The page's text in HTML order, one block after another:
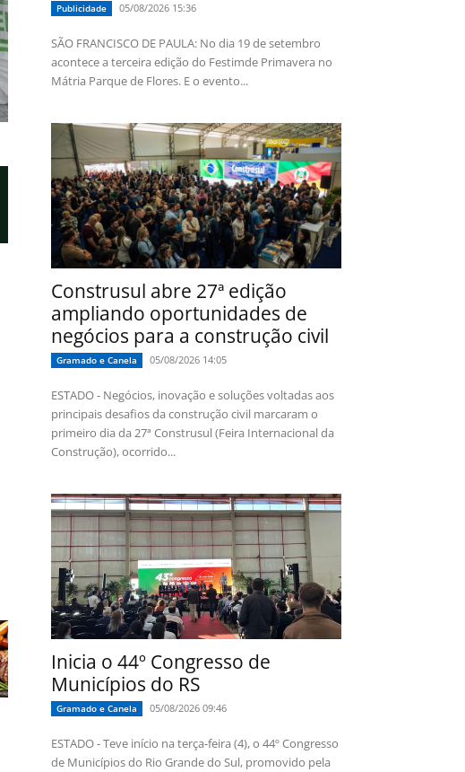
Publicidade 05/08/2026 15:36
SÃO FRANCISCO DE PAULA: No dia 19 de setembro
acontece a terceira edição do Festimde Primavera no
Mátria Parque de Flores. E o evento...
Construsul abre 27ª edição
ampliando oportunidades de
negócios para a construção civil
Gramado e Canela 05/08/2026 14:05
ESTADO - Negócios, inovação e soluções voltadas aos
principais desafios da construção civil marcaram o
primeiro dia da 27ª Construsul (Feira Internacional da
Construção), ocorrido...
Inicia o 44º Congresso de
Municípios do RS
Gramado e Canela 05/08/2026 09:46
ESTADO - Teve início na terça-feira (4), o 44º Congresso
de Municípios do Rio Grande do Sul, promovido pela